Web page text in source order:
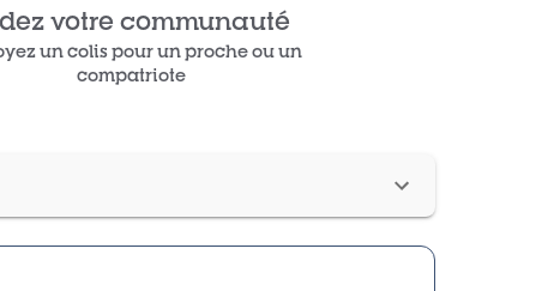
votre communauté
un colis pour un proche ou un
compatriote